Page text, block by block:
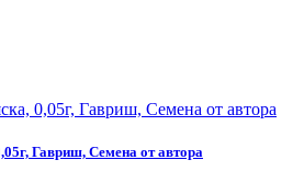
Гавриш, Семена от автора